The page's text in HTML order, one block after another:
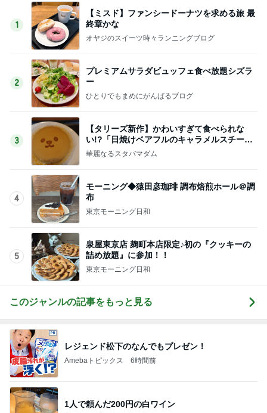
1
【ミスド】ファンシードーナツを求める旅 最
終章かな
オヤジのスイーツ時々ランニングブログ
2
プレミアムサラダビュッフェ食べ放題シズラ
ー
ひとりでもまめにがんばるブログ
3
【タリーズ新作】かわいすぎて食べられな
い!?「日焼けベアフルのキャラメルスチーム
ケーキ」を実食
華麗なるスタバマダム
4
モーニング◆猿田彦珈琲 調布焙煎ホール＠調
布
東京モーニング日和
5
泉屋東京店 麹町本店限定♪初の『クッキーの
詰め放題』に参加！！
東京モーニング日和
このジャンルの記事をもっと見る
レジェンド松下のなんでもプレゼン！
Amebaトピックス 6時間前
1人で頼んだ200円の白ワイン